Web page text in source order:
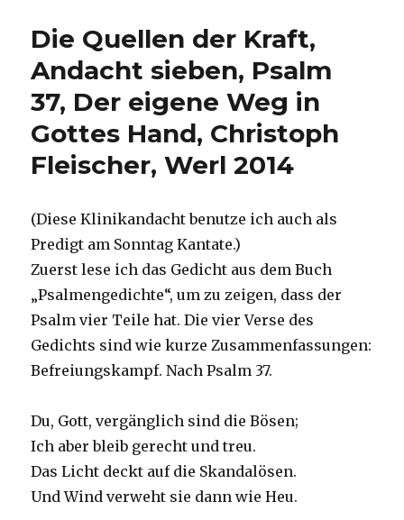
und
–
Von
guten
Mächten
,
Werl
2007
Die Quellen der Kraft,
Andacht sieben, Psalm
37, Der eigene Weg in
Gottes Hand, Christoph
Fleischer, Werl 2014
(Diese Klinikandacht benutze ich auch als
Predigt am Sonntag Kantate.)
Zuerst lese ich das Gedicht aus dem Buch
„Psalmengedichte“, um zu zeigen, dass der
Psalm vier Teile hat. Die vier Verse des
Gedichts sind wie kurze Zusammenfassungen:
Befreiungskampf. Nach Psalm 37.
Du, Gott, vergänglich sind die Bösen;
Ich aber bleib gerecht und treu.
Das Licht deckt auf die Skandalösen.
Und Wind verweht sie dann wie Heu.